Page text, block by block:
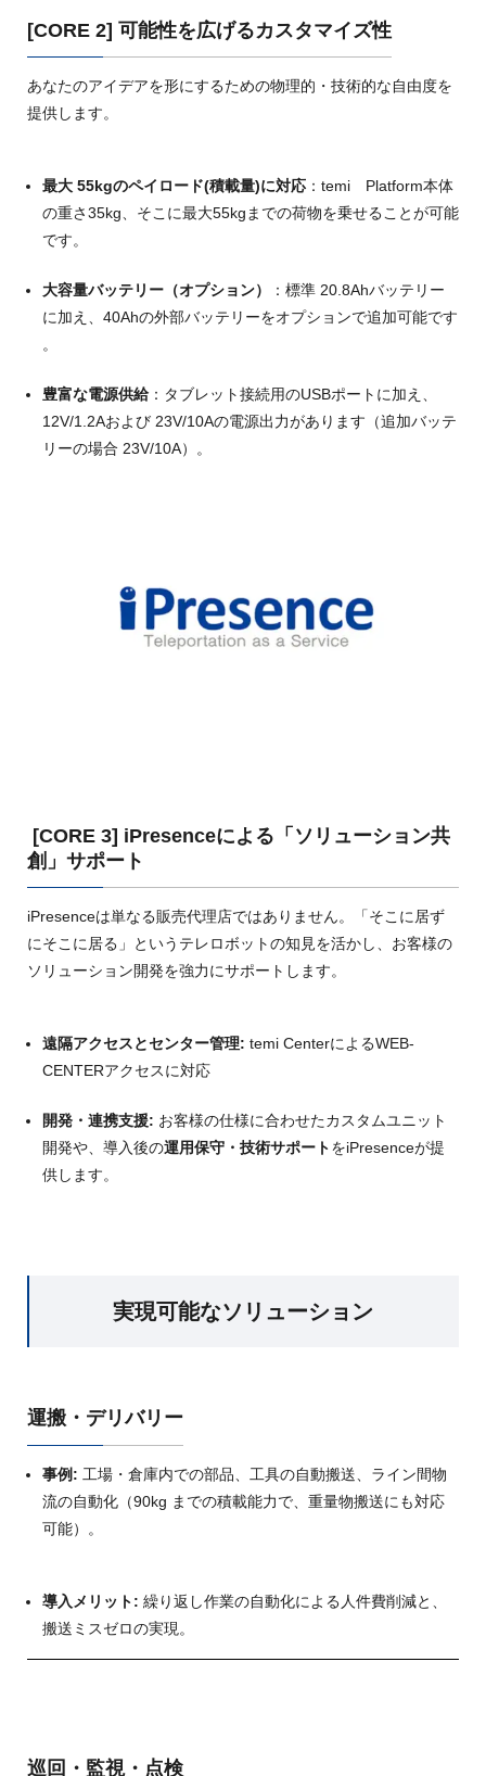
[CORE 2] 可能性を広げるカスタマイズ性
あなたのアイデアを形にするための物理的・技術的な自由度を
提供します。
最大 55kgのペイロード(積載量)に対応 ：temi Platform本体
の重さ35kg、そこに最大55kgまでの荷物を乗せることが可能
です。
大容量バッテリー（オプション） ：標準 20.8Ahバッテリー
に加え、 40Ahの外部バッテリーをオプションで追加可能です
。
豊富な電源供給：タブレット接続用のUSBポートに加え、
12V/1.2Aおよび 23V/10Aの電源出力があります（追加バッテ
リーの場合 23V/10A） 。
[CORE 3] iPresenceによる「ソリューション共
創」サポート
iPresenceは単なる販売代理店ではありません。「そこに居ず
にそこに居る」というテレロボットの知見を活かし、お客様の
ソリューション開発を強力にサポートします。
遠隔アクセスとセンター管理: temi CenterによるWEB-
CENTERアクセスに対応
開発・連携支援: お客様の仕様に合わせたカスタムユニット
開発や、導入後の運用保守・技術サポートをiPresenceが提
供します。
実現可能なソリューション
運搬・デリバリー
事例: 工場・倉庫内での部品、工具の自動搬送、ライン間物
流の自動化（90kg までの積載能力で、重量物搬送にも対応
可能）。
導入メリット: 繰り返し作業の自動化による人件費削減と、
搬送ミスゼロの実現。
巡回・監視・点検